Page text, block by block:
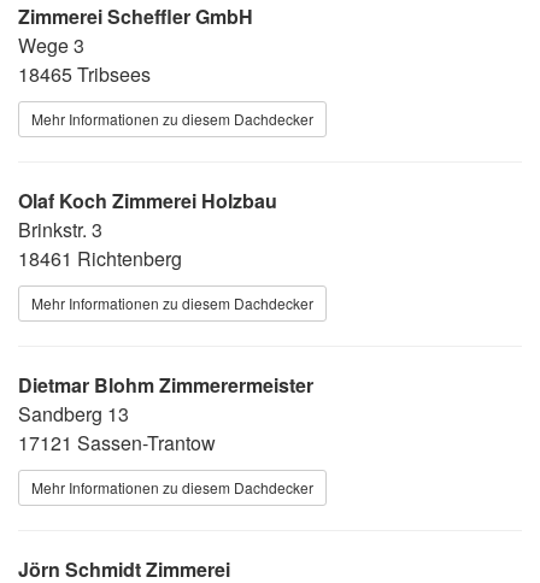
Zimmerei Scheffler GmbH
Wege 3
18465 Tribsees
Mehr Informationen zu diesem Dachdecker
Olaf Koch Zimmerei Holzbau
Brinkstr. 3
18461 Richtenberg
Mehr Informationen zu diesem Dachdecker
Dietmar Blohm Zimmerermeister
Sandberg 13
17121 Sassen-Trantow
Mehr Informationen zu diesem Dachdecker
Jörn Schmidt Zimmerei